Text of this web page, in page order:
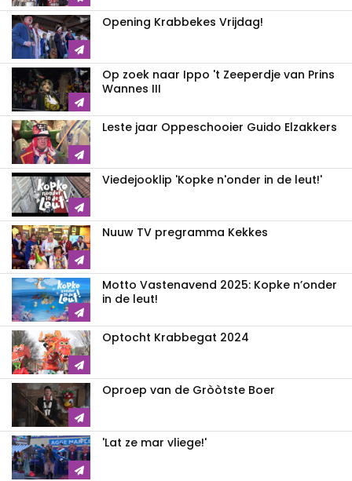
Opening Krabbekes Vrijdag!
Op zoek naar Ippo 't Zeeperdje van Prins
Wannes III
Leste jaar Oppeschooier Guido Elzakkers
Viedejooklip 'Kopke n'onder in de leut!'
Nuuw TV pregramma Kekkes
Motto Vastenavend 2025: Kopke n’onder
in de leut!
Optocht Krabbegat 2024
Oproep van de Gròòtste Boer
'Lat ze mar vliege!'